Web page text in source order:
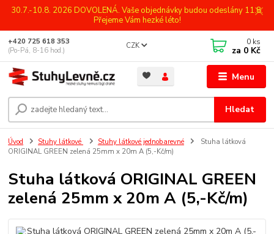
30.7.-10.8. 2026 DOVOLENÁ. Vaše objednávky budou odeslány 11.8.
Přejeme Vám hezké léto!
Menu
CZK
Hledat
+420 725 618 353
(Po-Pá, 8-16 hod.)
0 ks
za 0 Kč
Úvod Stuhy látkové Stuhy látkové jednobarevné
Stuha látková
ORIGINAL GREEN zelená 25mm x 20m A (5,-Kč/m)
Stuha látková ORIGINAL GREEN
zelená 25mm x 20m A (5,-Kč/m)